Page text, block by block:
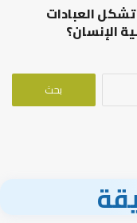
العبادات
الإنسان؟
البحث